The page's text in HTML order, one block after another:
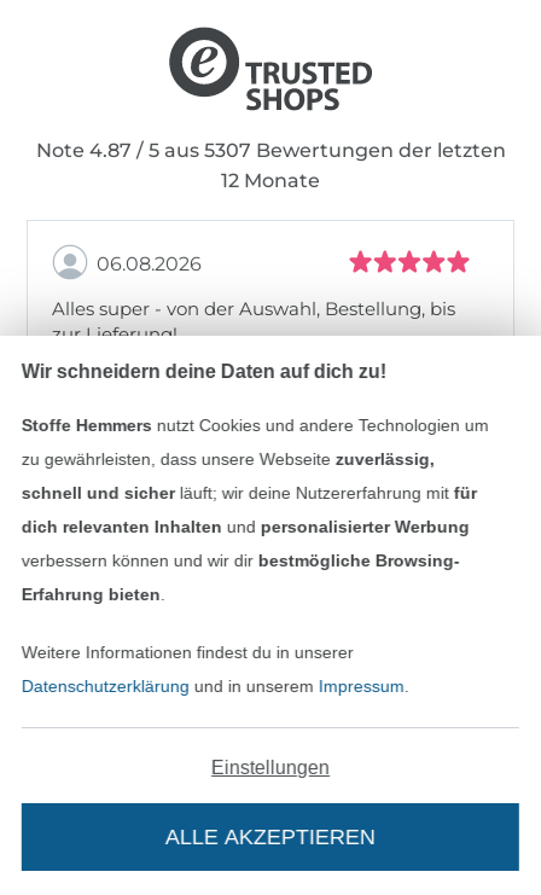
Note 4.87 / 5 aus 5307 Bewertungen der letzten
12 Monate
06.08.2026
Alles super - von der Auswahl, Bestellung, bis
zur Lieferung!
Alle 82968 Bewertungen ansehen
Service
Informationen
Hast du Fragen?
Schreibe uns auf WhatsApp
Wir schneidern deine Daten auf dich zu!
Stoffe Hemmers nutzt Cookies und andere Technologien um
zu gewährleisten, dass unsere Webseite zuverlässig,
schnell und sicherläuft; wir deine Nutzererfahrung mitfür
dich relevanten Inhalten und personalisierter Werbung
verbessern können und wir dir bestmögliche Browsing-
Erfahrung bieten
Weitere Informationen findest du in unserer
Datenschutzerklärung und in unserem Impressum
Einstellungen
ALLE AKZEPTIEREN